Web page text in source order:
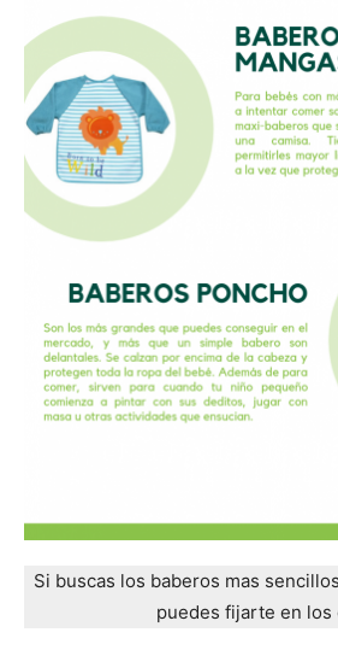
Si buscas los baberos mas
puedes fijarte en los